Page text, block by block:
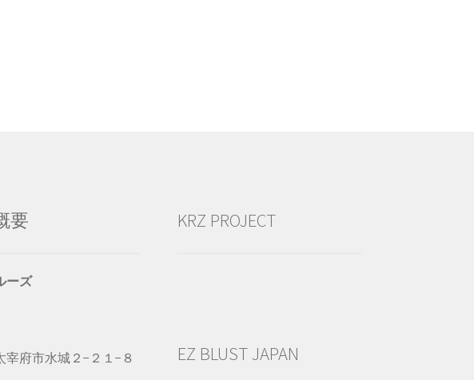
要
ーズ
宰府市水城２−２１−８
KRZ PROJECT
EZ BLUST JAPAN